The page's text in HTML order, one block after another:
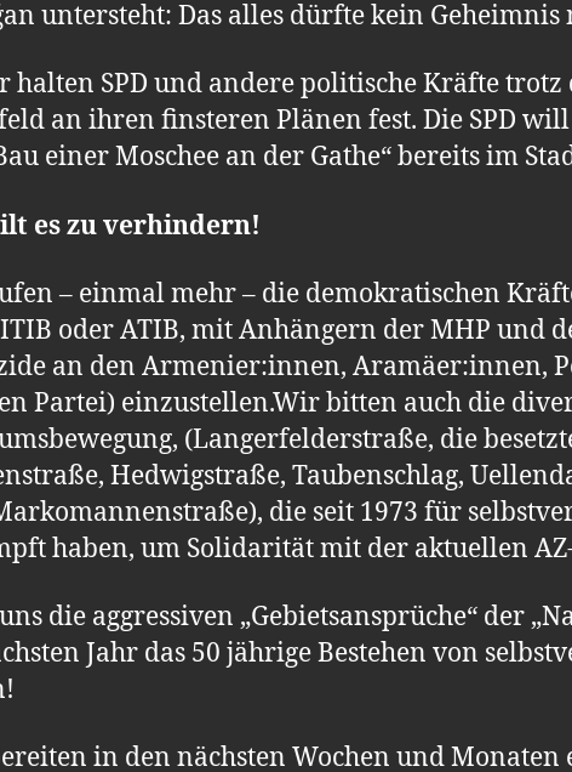
untersteht: Das alles dürfte kein Geheimnis
halten SPD und andere politische Kräfte
an ihren finsteren Plänen fest. Die SPD
einer Moschee an der Gathe“ bereits im
es zu verhindern!
– einmal mehr – die demokratischen
oder ATIB, mit Anhängern der MHP und
an den Armenier:innen, Aramäer:innen,
Partei) einzustellen.Wir bitten auch die
(Langerfelderstraße, die
Hedwigstraße, Taubenschlag,
die seit 1973 für
haben, um Solidarität mit der aktuellen
die aggressiven „Gebietsansprüche“ der
Jahr das 50 jährige Bestehen von
in den nächsten Wochen und